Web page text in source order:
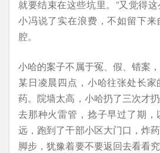
就要结束在这些坑里。”又觉得
小冯说了实在浪费，不如留下
腔。
小哈的案子不属于冤、假、错案
某日凌晨四点，小哈往张处长
药。院墙太高，小哈扔了三次才
去那种火雷管，捻子早过了期
远，跑到了干部小区大门口，炸
脚步，犹豫着要不要返回去看看